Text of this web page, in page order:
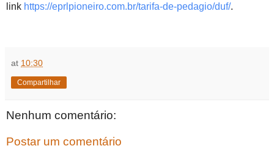
link https://eprlpioneiro.com.br/tarifa-de-pedagio/duf/.
at 10:30
Compartilhar
Nenhum comentário:
Postar um comentário